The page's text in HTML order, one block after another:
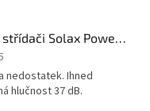
nedostatek. Ihned
hlučnost 37 dB.